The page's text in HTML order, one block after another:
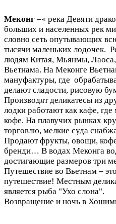
Меконг –« река Девяти
больших и населенных рек
словно сеть опутывающих
тысячи маленьких лодочек.
людям Китая, Мьянмы,
Вьетнама. На Меконге
мануфактуры, где
делают сладости, рисовую
Производят деликатесы из
лодки работают как кафе,
кофе. На плавучих рынках
торговлю, мелкие суда
Продают фрукты, овощи,
бренди… В водах Меконга
достигающие размеров три
Путешествие во Вьетнам –
путешествие! Местным
является рыба "Ухо слона".
Возвращение и ночь в